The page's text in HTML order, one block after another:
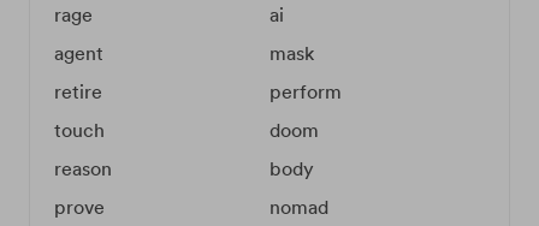
rage
ai
agent
mask
retire
perform
touch
doom
reason
body
prove
nomad